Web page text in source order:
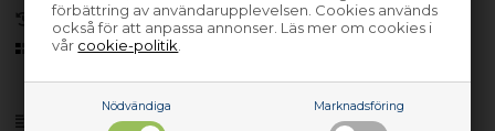
förbättring av användarupplevelsen. Cookies används
också för att anpassa annonser. Läs mer om cookies i
vår cookie-politik
Nödvändiga Marknadsföring
Produktinfo
30 dagars returrätt
Sedan 2006